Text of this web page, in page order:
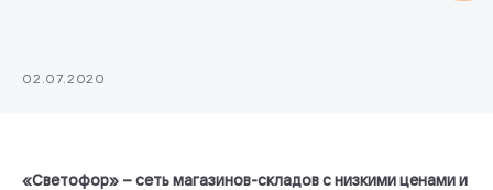
02.07.2020
«Светофор» – сеть магазинов-складов с низкими ценами и